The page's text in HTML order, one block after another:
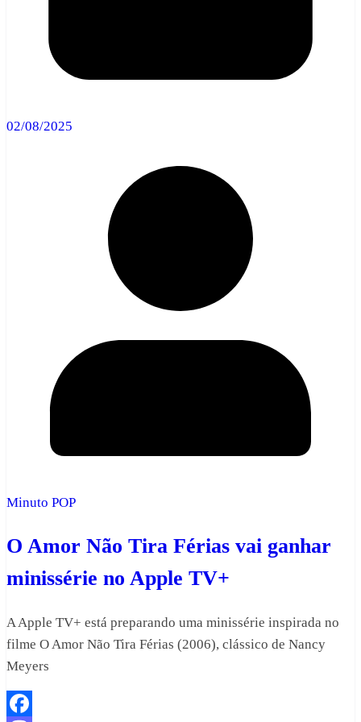
02/08/2025
Minuto POP
O Amor Não Tira Férias vai ganhar
minissérie no Apple TV+
A Apple TV+ está preparando uma minissérie inspirada no
filme O Amor Não Tira Férias (2006), clássico de Nancy
Meyers